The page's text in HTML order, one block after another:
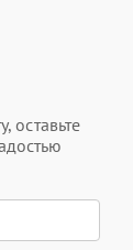
оставьте